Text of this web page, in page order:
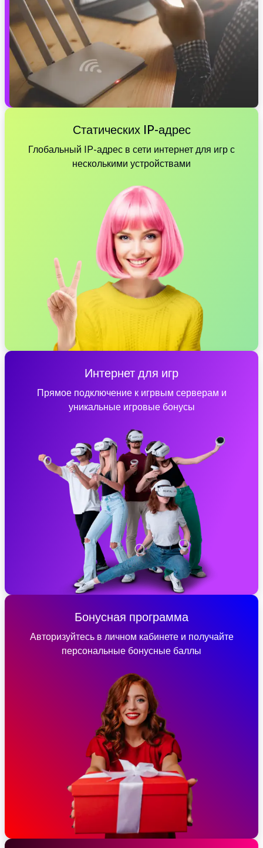
Статических IP-адрес
Глобальный IP-адрес в сети интернет для игр с
несколькими устройствами
Интернет для игр
Прямое подключение к игрвым серверам и
уникальные игровые бонусы
Бонусная программа
Авторизуйтесь в личном кабинете и получайте
персональные бонусные баллы